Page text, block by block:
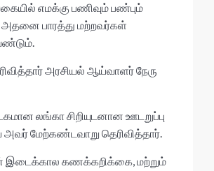
எமக்கு பணிவும் பண்பும்
பாரத்து மற்றவர்கள்
அரசியல் ஆய்வாளர் நேரு
லங்கா சிறியுடனான ஊடறுப்பு
அவர் மேற்கண்டவாறு தெரிவித்தார்.
இடைக்கால கணக்கறிக்கை, மற்றும்